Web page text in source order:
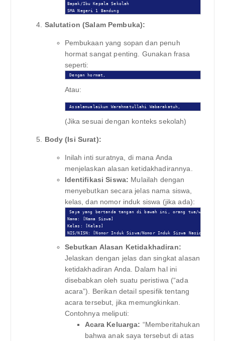
Bapak/Ibu Kepala Sekolah
SMA Negeri 1 Bandung
Salutation (Salam Pembuka):
Pembukaan yang sopan dan penuh
hormat sangat penting. Gunakan frasa
seperti:
Dengan hormat,
Atau:
Assalamualaikum Warahmatullahi Wabarakatuh,
(Jika sesuai dengan konteks sekolah)
Body (Isi Surat):
Inilah inti suratnya, di mana Anda
menjelaskan alasan ketidakhadirannya.
Identifikasi Siswa: Mulailah dengan
menyebutkan secara jelas nama siswa,
kelas, dan nomor induk siswa (jika ada):
Saya yang bertanda tangan di bawah ini, orang tua/wali
Nama: [Nama Siswa]
Kelas: [Kelas]
NIS/NISN: [Nomor Induk Siswa/Nomor Induk Siswa Nasional]
Sebutkan Alasan Ketidakhadiran:
Jelaskan dengan jelas dan singkat alasan
ketidakhadiran Anda. Dalam hal ini
disebabkan oleh suatu peristiwa (“ada
acara”). Berikan detail spesifik tentang
acara tersebut, jika memungkinkan.
Contohnya meliputi:
Acara Keluarga: “Memberitahukan
bahwa anak saya tersebut di atas